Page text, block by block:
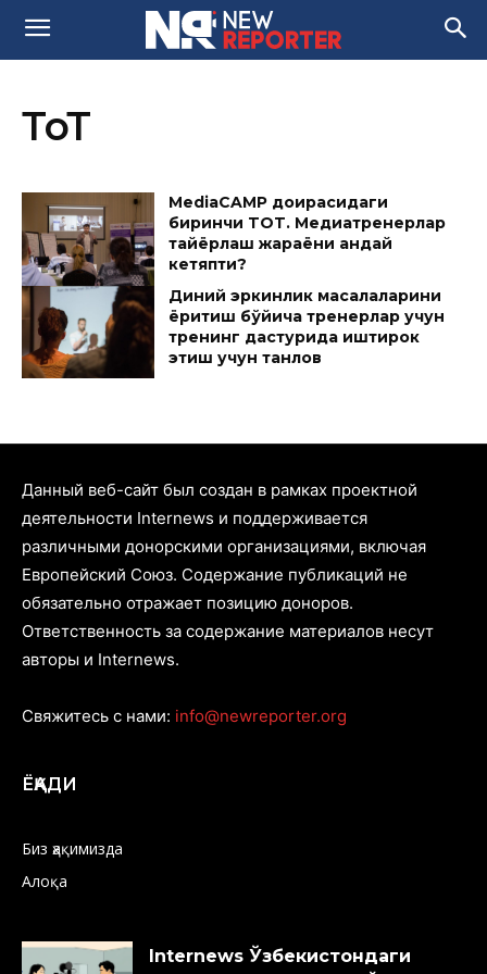
ТоТ
MediaCAMP доирасидаги
биринчи TOT. Медиатренерлар
тайёрлаш жараёни қандай
кетяпти?
Диний эркинлик масалаларини
ёритиш бўйича тренерлар учун
тренинг дастурида иштирок
этиш учун танлов
Данный веб-сайт был создан в рамках проектной
деятельности Internews и поддерживается
различными донорскими организациями, включая
Европейский Союз. Содержание публикаций не
обязательно отражает позицию доноров.
Ответственность за содержание материалов несут
авторы и Internews.
Свяжитесь с нами: info@newreporter.org
ЁҚАДИ
Биз ҳақимизда
Алоқа
Internews Ўзбекистондаги